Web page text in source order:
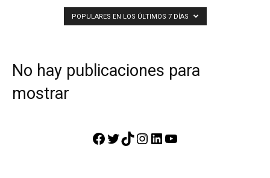
POPULARES EN LOS ÚLTIMOS 7 DÍAS
No hay publicaciones para
mostrar
Facebook
Twitter
TikTok
Instagram
LinkedIn
YouTube